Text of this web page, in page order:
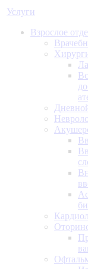
Услуги
Взрослое